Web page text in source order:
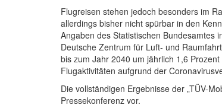
Flugreisen stehen jedoch besonders im
allerdings bisher nicht spürbar in den
Angaben des Statistischen Bundesamtes
Deutsche Zentrum für Luft- und
bis zum Jahr 2040 um jährlich 1,6
Flugaktivitäten aufgrund der
Die vollständigen Ergebnisse der „TÜV-
Pressekonferenz vor.